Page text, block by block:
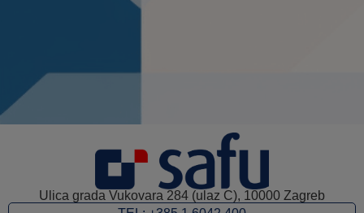
Ulica grada Vukovara 284 (ulaz C), 10000 Zagreb